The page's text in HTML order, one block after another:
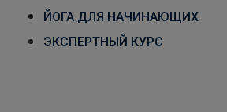
ЙОГА ДЛЯ НАЧИНАЮЩИХ
ЭКСПЕРТНЫЙ КУРС